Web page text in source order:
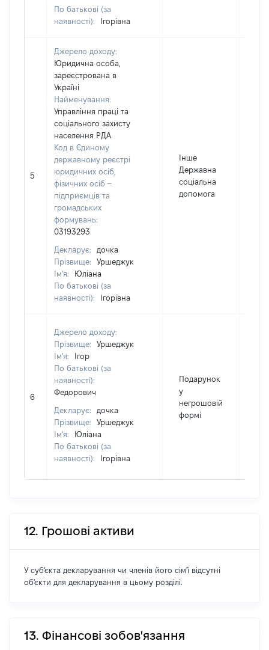
По батькові (за
наявності):
Ігорівна
5
Джерело доходу:
Юридична особа,
зареєстрована в
Україні
Найменування:
Управління праці та
соціального захисту
населення РДА
Код в Єдиному
державному реєстрі
юридичних осіб,
фізичних осіб –
підприємців та
громадських
формувань:
03193293
Декларує:
дочка
Прізвище:
Уршеджук
Ім'я:
Юліана
По батькові (за
наявності):
Ігорівна
Інше
Державна
соціальна
допомога
6
Джерело доходу:
Прізвище:
Уршеджук
Ім'я:
Ігор
По батькові (за
наявності):
Федорович
Декларує:
дочка
Прізвище:
Уршеджук
Ім'я:
Юліана
По батькові (за
наявності):
Ігорівна
Подарунок
у
негрошовій
формі
12. Грошові активи
У суб'єкта декларування чи членів його сім'ї відсутні
об'єкти для декларування в цьому розділі.
13. Фінансові зобов'язання